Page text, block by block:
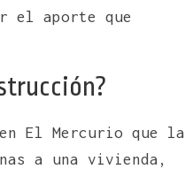
el aporte que
El Mercurio que la
a una vivienda,